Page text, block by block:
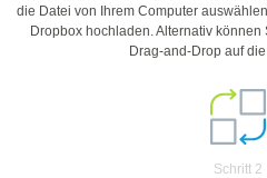
die Datei von Ihrem Computer
Dropbox hochladen. Alternativ
Drag-and-Drop auf
Schritt 2